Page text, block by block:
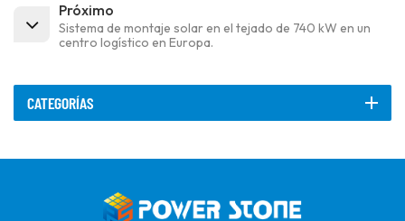
Próximo
Sistema de montaje solar en el tejado de 740 kW en un
centro logístico en Europa.
CATEGORÍAS